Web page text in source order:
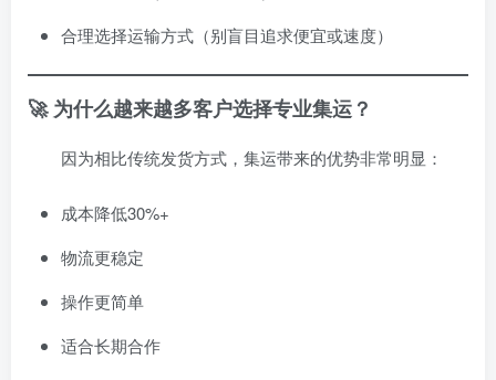
合理选择运输方式（别盲目追求便宜或速度）
🚀 为什么越来越多客户选择专业集运？
因为相比传统发货方式，集运带来的优势非常明显：
成本降低30%+
物流更稳定
操作更简单
适合长期合作